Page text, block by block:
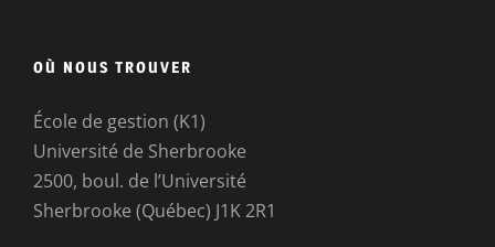
OÙ NOUS TROUVER
École de gestion (K1)
Université de Sherbrooke
2500, boul. de l’Université
Sherbrooke (Québec) J1K 2R1